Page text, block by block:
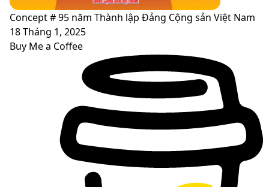
Concept # 95 năm Thành lập Đảng Cộng sản Việt Nam
18 Tháng 1, 2025
Buy Me a Coffee